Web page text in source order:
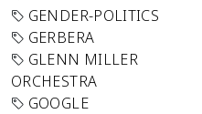
GENDER-POLITICS
GERBERA
GLENN MILLER
ORCHESTRA
GOOGLE